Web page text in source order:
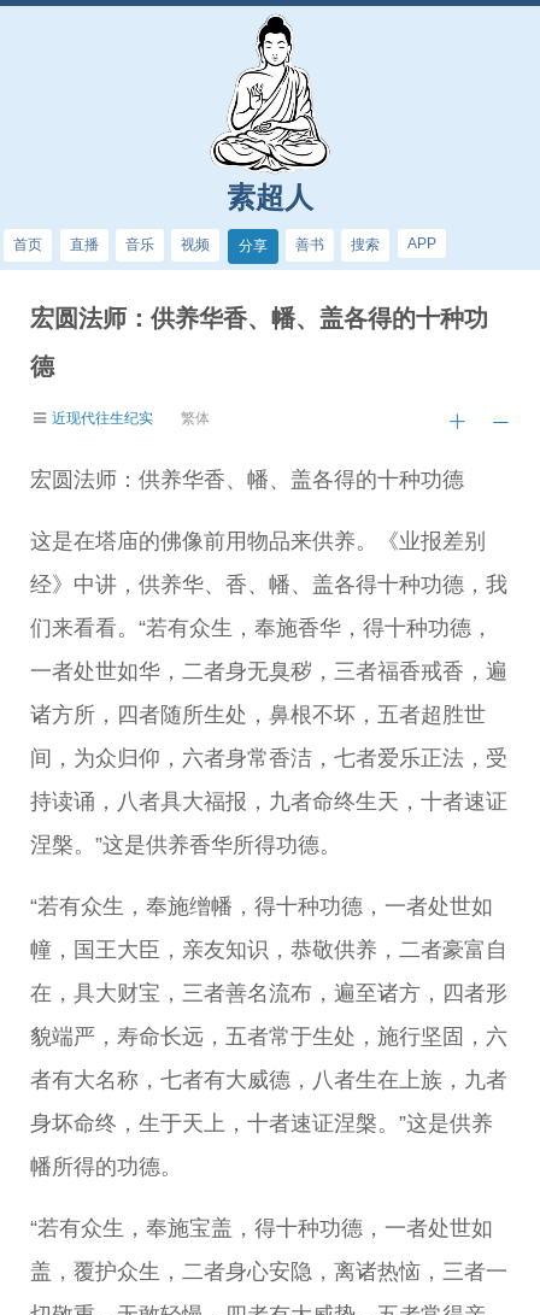
素超人
首页 直播 音乐 视频 分享 善书 搜索 APP
宏圆法师：供养​华香、幡、盖各得的十种功
德
近现代往生纪实 繁体
宏圆法师：供养华香、幡、盖各得的十种功德
这是在塔庙的佛像前用物品来供养。《业报差别
经》中讲，供养华、香、幡、盖各得十种功德，我
们来看看。“若有众生，奉施香华，得十种功德，
一者处世如华，二者身无臭秽，三者福香戒香，遍
诸方所，四者随所生处，鼻根不坏，五者超胜世
间，为众归仰，六者身常香洁，七者爱乐正法，受
持读诵，八者具大福报，九者命终生天，十者速证
涅槃。”这是供养香华所得功德。
“若有众生，奉施缯幡，得十种功德，一者处世如
幢，国王大臣，亲友知识，恭敬供养，二者豪富自
在，具大财宝，三者善名流布，遍至诸方，四者形
貌端严，寿命长远，五者常于生处，施行坚固，六
者有大名称，七者有大威德，八者生在上族，九者
身坏命终，生于天上，十者速证涅槃。”这是供养
幡所得的功德。
“若有众生，奉施宝盖，得十种功德，一者处世如
盖，覆护众生，二者身心安隐，离诸热恼，三者一